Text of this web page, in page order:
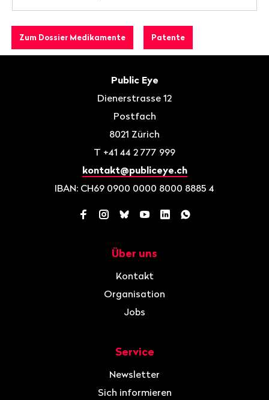
Zum Dossier Medikamente Patente
Public Eye
Dienerstrasse 12
Postfach
8021 Zürich
T +41 44 2 777 999
kontakt@publiceye.ch
IBAN: CH69 0900 0000 8000 8885 4
Facebook
Instagram
BlueskyYouTube
LinkedInWhatsApp
Über uns
Kontakt
Organisation
Jobs
Service
Newsletter
Sich informieren